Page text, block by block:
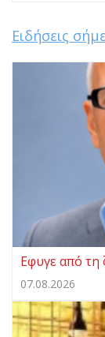
Ειδήσεις
Eφυγε από
07.08.2026